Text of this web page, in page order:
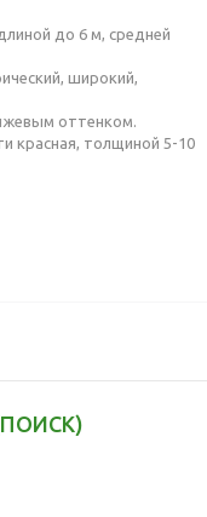
до 6 м, средней
широкий,
оттенком.
красная, толщиной 5-10